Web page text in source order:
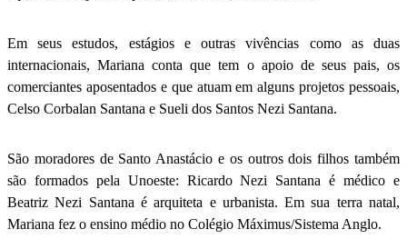
Em seus estudos, estágios e outras vivências como as duas
internacionais, Mariana conta que tem o apoio de seus pais, os
comerciantes aposentados e que atuam em alguns projetos pessoais,
Celso Corbalan Santana e Sueli dos Santos Nezi Santana.
São moradores de Santo Anastácio e os outros dois filhos também
são formados pela Unoeste: Ricardo Nezi Santana é médico e
Beatriz Nezi Santana é arquiteta e urbanista. Em sua terra natal,
Mariana fez o ensino médio no Colégio Máximus/Sistema Anglo.